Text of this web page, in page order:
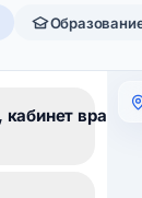
врача